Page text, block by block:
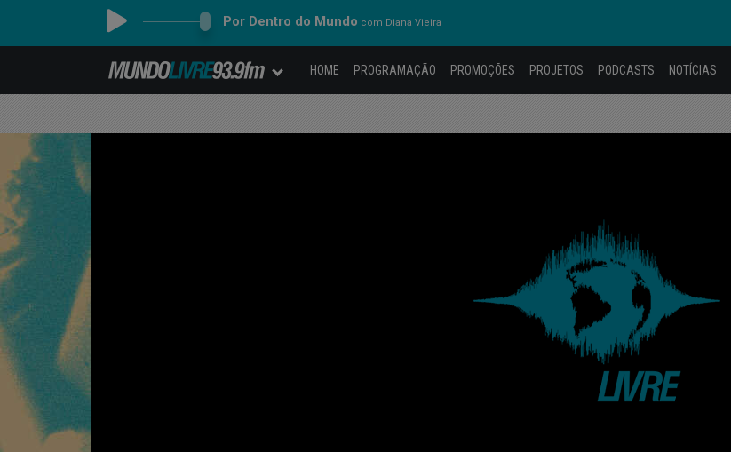
Por Dentro do Mundo com Diana Vieira
HOME PROGRAMAÇÃO PROMOÇÕES PROJETOS PODCASTS NOTÍCIAS